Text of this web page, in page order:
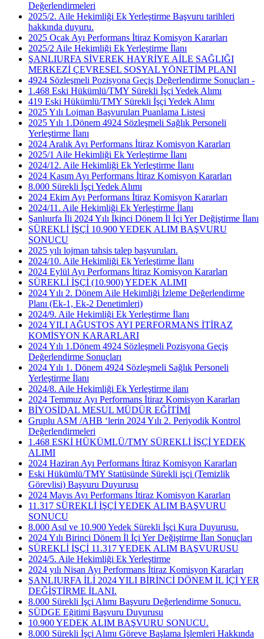
Değerlendirmeleri
2025/2. Aile Hekimliği Ek Yerleştirme Başvuru tarihleri
hakkında duyuru.
2025 Ocak Ayı Performans İtiraz Komisyon Kararları
2025/2 Aile Hekimliği Ek Yerleştirme İlanı
ŞANLIURFA SİVEREK HAYRİYE AİLE SAĞLIĞI
MERKEZİ ÇEVRESEL SOSYAL YÖNETİM PLANI
4924 Sözleşmeli Pozisyona Geçiş Değerlendirme Sonuçları -
1.468 Eski Hükümlü/TMY Sürekli İşçi Yedek Alımı
419 Eski Hükümlü/TMY Sürekli İşçi Yedek Alımı
2025 Yılı Lojman Başvuruları Puanlama Listesi
2025 Yılı 1.Dönem 4924 Sözleşmeli Sağlık Personeli
Yerleştirme İlanı
2024 Aralık Ayı Performans İtiraz Komisyon Kararları
2025/1 Aile Hekimliği Ek Yerleştirme İlanı
2024/12. Aile Hekimliği Ek Yerleştirme İlanı
2024 Kasım Ayı Performans İtiraz Komisyon Kararları
8.000 Sürekli İşçi Yedek Alımı
2024 Ekim Ayı Performans İtiraz Komisyon Kararları
2024/11. Aile Hekimliği Ek Yerleştirme İlanı
Şanlıurfa İli 2024 Yılı İkinci Dönem İl İçi Yer Değiştirme İlanı
SÜREKLİ İŞÇİ 10.900 YEDEK ALIM BAŞVURU
SONUCU
2025 yılı lojman tahsis talep başvuruları.
2024/10. Aile Hekimliği Ek Yerleştirme İlanı
2024 Eylül Ayı Performans İtiraz Komisyon Kararları
SÜREKLİ İŞÇİ (10.900) YEDEK ALIMI
2024 Yılı 2. Dönem Aile Hekimliği İzleme Değerlendirme
Planı (Ek-1, Ek-2 Denetimleri)
2024/9. Aile Hekimliği Ek Yerleştirme İlanı
2024 YILI AĞUSTOS AYI PERFORMANS İTİRAZ
KOMİSYON KARARLARI
2024 Yılı 1.Dönem 4924 Sözleşmeli Pozisyona Geçiş
Değerlendirme Sonuçları
2024 Yılı 1. Dönem 4924 Sözleşmeli Sağlık Personeli
Yerleştirme İlanı
2024/8. Aile Hekimliği Ek Yerleştirme ilanı
2024 Temmuz Ayı Performans İtiraz Komisyon Kararları
BİYOSİDAL MESUL MÜDÜR EĞİTİMİ
Gruplu ASM /AHB ‘lerin 2024 Yılı 2. Periyodik Kontrol
Değerlendirmeleri
1.468 ESKİ HÜKÜMLÜ/TMY SÜREKLİ İŞÇİ YEDEK
ALIMI
2024 Haziran Ayı Performans İtiraz Komisyon Kararları
Eski Hükümlü/TMY Statüsünde Sürekli işçi (Temizlik
Görevlisi) Başvuru Duyurusu
2024 Mayıs Ayı Performans İtiraz Komisyon Kararları
11.317 SÜREKLİ İŞÇİ YEDEK ALIM BAŞVURU
SONUCU
8.000 Asıl ve 10.900 Yedek Sürekli İşçi Kura Duyurusu.
2024 Yılı Birinci Dönem İl İçi Yer Değiştirme İlan Sonuçları
SÜREKLİ İŞÇİ 11.317 YEDEK ALIM BAŞVURUSU
2024/5. Aile Hekimliği Ek Yerleştirme
2024 yılı Nisan Ayı Performans İtiraz Komisyon Kararları
ŞANLIURFA İLİ 2024 YILI BİRİNCİ DÖNEM İL İÇİ YER
DEĞİŞTİRME İLANI.
8.000 Sürekli İşçi Alımı Başvuru Değerlendirme Sonucu.
SÜDGE Eğitimi Başvuru Duyurusu
10.900 YEDEK ALIM BAŞVURU SONUCU.
8.000 Sürekli İşçi Alımı Göreve Başlama İşlemleri Hakkında